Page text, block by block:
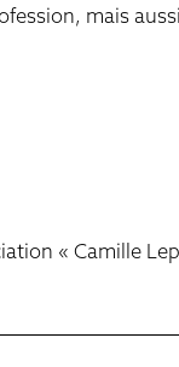
mais
« Camille